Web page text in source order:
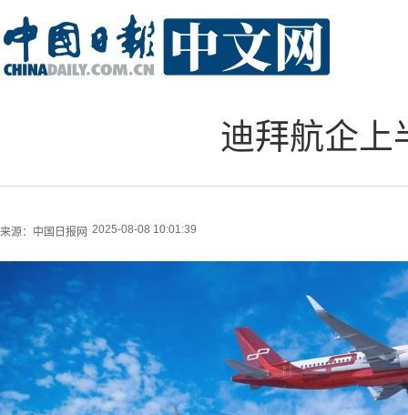
迪拜航企上
来源： 中国日报网 2025-08-08 10:01:39